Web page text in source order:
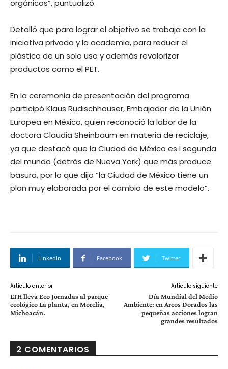
orgánicos”, puntualizó.
Detalló que para lograr el objetivo se trabaja con la
iniciativa privada y la academia, para reducir el
plástico de un solo uso y además revalorizar
productos como el PET.
En la ceremonia de presentación del programa
participó Klaus Rudischhauser, Embajador de la Unión
Europea en México, quien reconoció la labor de la
doctora Claudia Sheinbaum en materia de reciclaje,
ya que destacó que la Ciudad de México es l segunda
del mundo (detrás de Nueva York) que más produce
basura, por lo que dijo “la Ciudad de México tiene un
plan muy elaborada por el cambio de este modelo”.
Linkedin Facebook Twitter
Artículo anterior
LTH lleva Eco Jornadas al parque
ecológico La planta, en Morelia,
Michoacán.
Artículo siguiente
Día Mundial del Medio
Ambiente: en Arcos Dorados las
pequeñas acciones logran
grandes resultados
2 COMENTARIOS